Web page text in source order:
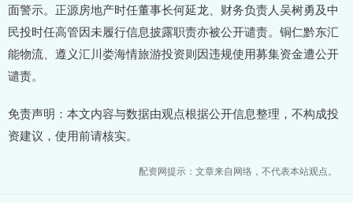
面警示。正源房地产时任董事长何延龙、财务负责人吴树勇及中
民投时任高管因未履行信息披露职责亦被公开谴责。铜仁黔东汇
能物流、遵义汇川娄海情旅游投资则因违规使用募集资金遭公开
谴责。
免责声明：本文内容与数据由观点根据公开信息整理，不构成投
资建议，使用前请核实。
配资网提示：文章来自网络，不代表本站观点。